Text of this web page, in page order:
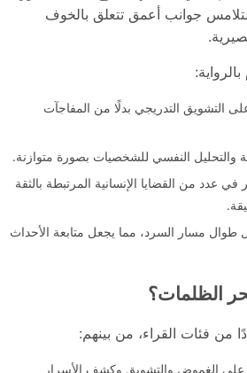
جوانب أعمق تتعلق بالخوف
التشويق التدريجي بدلًا من المفاجآت
والتحليل النفسي للشخصيات بصورة متوازنة.
عدد من القضايا الإنسانية المرتبطة بالثقة
مسار السرد، مما يجعل متابعة الأحداث
الظلمات؟
من فئات القراء، من بينهم:
على الغموض والتشويق وكشف الأسرار